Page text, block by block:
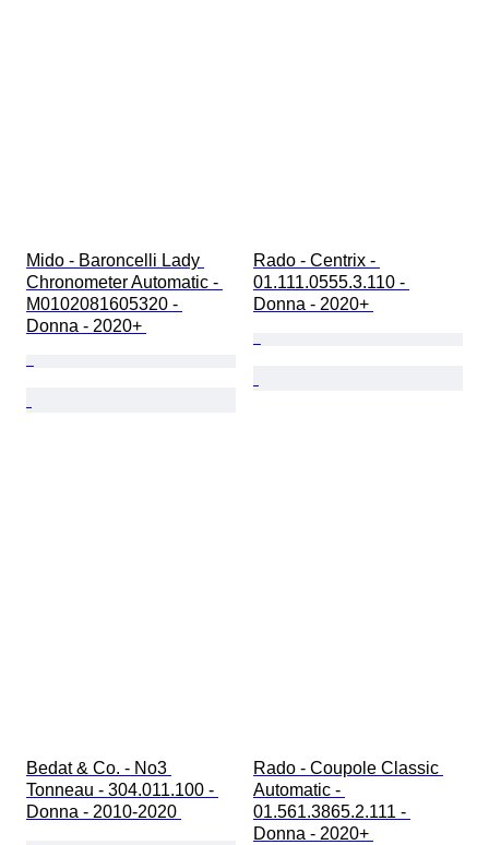
Mido - Baroncelli Lady
Chronometer Automatic -
M0102081605320 -
Donna - 2020+
Rado - Centrix -
01.111.0555.3.110 -
Donna - 2020+
Bedat & Co. - No3
Tonneau - 304.011.100 -
Donna - 2010-2020
Rado - Coupole Classic
Automatic -
01.561.3865.2.111 -
Donna - 2020+